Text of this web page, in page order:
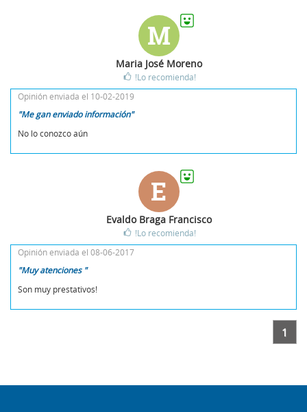
M
Maria José Moreno
!Lo recomienda!
Opinión enviada el 10-02-2019
"Me gan enviado información"
No lo conozco aún
E
Evaldo Braga Francisco
!Lo recomienda!
Opinión enviada el 08-06-2017
"Muy atenciones "
Son muy prestativos!
1